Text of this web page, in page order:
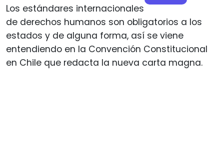
Los estándares internacionales
de derechos humanos son obligatorios a los
estados y de alguna forma, así se viene
entendiendo en la Convención Constitucional
en Chile que redacta la nueva carta magna.